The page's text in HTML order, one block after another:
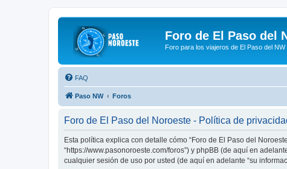
Foro de El Paso del
Foro para los viajeros de El Paso del NW
FAQ
Paso NW Foros
Foro de El Paso del Noroeste - Política de
Esta política explica con detalle cómo “Foro de El Paso del
“https://www.pasonoroeste.com/foros”) y phpBB (de aquí en
cualquier sesión de uso por usted (de aquí en adelante “su